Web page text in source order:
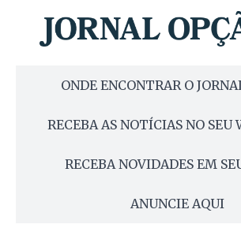
ONDE ENCONTRAR O
RECEBA AS NOTÍCIAS NO SEU
RECEBA NOVIDADES EM
ANUNCIE AQUI